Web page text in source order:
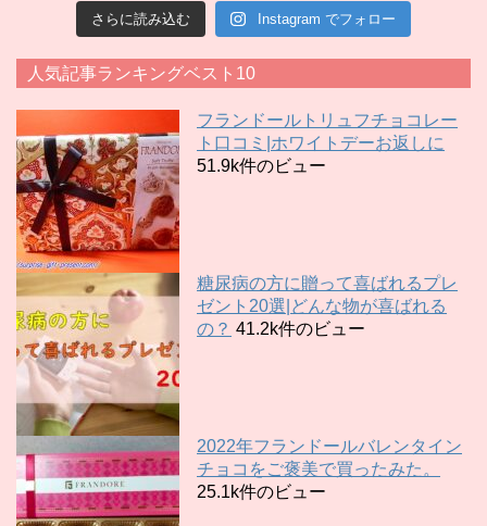
さらに読み込む Instagram でフォロー
人気記事ランキングベスト10
フランドールトリュフチョコレー
ト口コミ|ホワイトデーお返しに
51.9k件のビュー
糖尿病の方に贈って喜ばれるプレ
ゼント20選|どんな物が喜ばれる
の？ 41.2k件のビュー
2022年フランドールバレンタイン
チョコをご褒美で買ったみた。
25.1k件のビュー